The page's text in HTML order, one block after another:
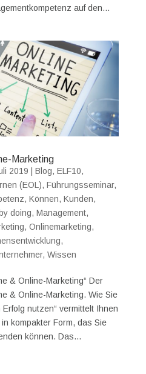
auf den...
Marketing
2019 Blog, ELF10,
(EOL), Führungsseminar,
, Können, Kunden,
doing, Management,
, Onlinemarketing,
,
, Wissen
& Online-Marketing“ Der
& Online-Marketing. Wie Sie
nutzen“ vermittelt Ihnen
kompakter Form, das Sie
können. Das...